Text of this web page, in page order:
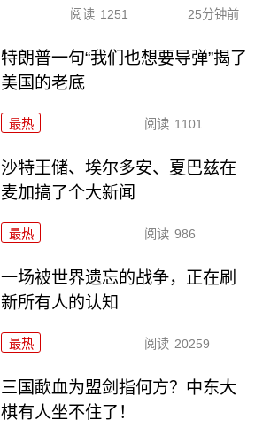
阅读 1251 25分钟前
特朗普一句“我们也想要导弹”揭了
美国的老底
最热 阅读 1101
沙特王储、埃尔多安、夏巴兹在
麦加搞了个大新闻
最热 阅读 986
一场被世界遗忘的战争，正在刷
新所有人的认知
最热 阅读 20259
三国歃血为盟剑指何方？中东大
棋有人坐不住了！